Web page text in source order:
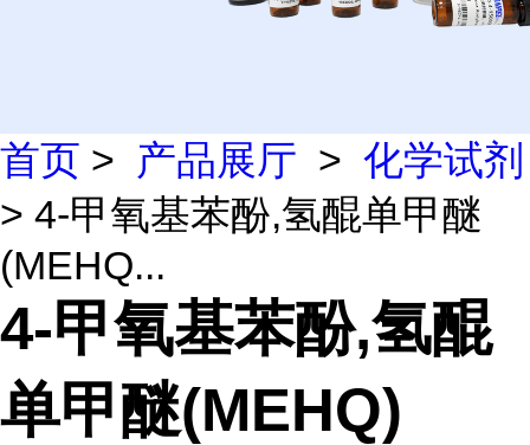
首页 > 产品展厅 > 化学试剂
> 4-甲氧基苯酚,氢醌单甲醚
(MEHQ...
4-甲氧基苯酚,氢醌
单甲醚(MEHQ)